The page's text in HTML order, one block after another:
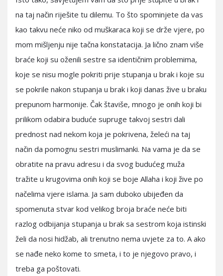
na taj način riješite tu dilemu. To što spominjete da vas
kao takvu neće niko od muškaraca koji se drže vjere, po
mom mišljenju nije tačna konstatacija. Ja lično znam više
braće koji su oženili sestre sa identičnim problemima,
koje se nisu mogle pokriti prije stupanja u brak i koje su
se pokrile nakon stupanja u brak i koji danas žive u braku
prepunom harmonije. Čak štaviše, mnogo je onih koji bi
prilikom odabira buduće supruge takvoj sestri dali
prednost nad nekom koja je pokrivena, želeći na taj
način da pomognu sestri muslimanki. Na vama je da se
obratite na pravu adresu i da svog budućeg muža
tražite u krugovima onih koji se boje Allaha i koji žive po
načelima vjere islama. Ja sam duboko ubijeđen da
spomenuta stvar kod velikog broja braće neće biti
razlog odbijanja stupanja u brak sa sestrom koja istinski
želi da nosi hidžab, ali trenutno nema uvjete za to. A ako
se nađe neko kome to smeta, i to je njegovo pravo, i
treba ga poštovati.